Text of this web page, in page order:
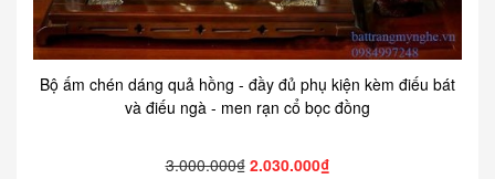
Bộ ấm chén dáng quả hồng - đầy đủ phụ kiện kèm điếu bát
và điếu ngà - men rạn cổ bọc đồng
3.000.000₫ 2.030.000₫